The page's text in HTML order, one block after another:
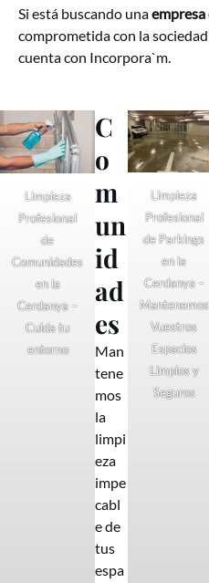
Si está buscando unaempresa
comprometida con la
cuenta con Incorpora`m.
Limpieza
Profesional
de
Comunidades
en la
Cerdanya –
Cuida tu
entorno
C
o
m
un
id
ad
es
Man
tene
mos
la
limpi
eza
impe
cabl
e de
tus
espa
Limpieza
Profesional
de Parkings
en la
Cerdanya –
Mantenemos
Vuestros
Espacios
Limpios y
Seguros